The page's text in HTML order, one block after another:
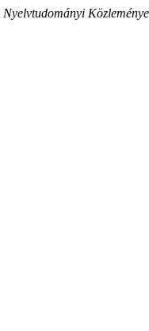
Nyelvtudományi